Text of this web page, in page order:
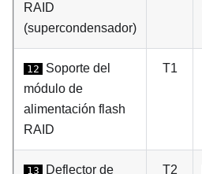
RAID
(supercondensador)
12
Soporte del
módulo de
alimentación flash
RAID
T1
13
Deflector de
T2